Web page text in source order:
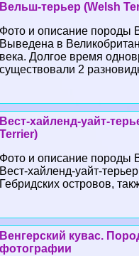
Вельш-терьер (Welsh
Фото и описание породы
Выведена в
века. Долгое время
существовали 2
Вест-хайленд-уайт-
Terrier)
Фото и описание породы
Вест-хайленд-уайт-
Гебридских островов,
Венгерский кувас.
фотографии